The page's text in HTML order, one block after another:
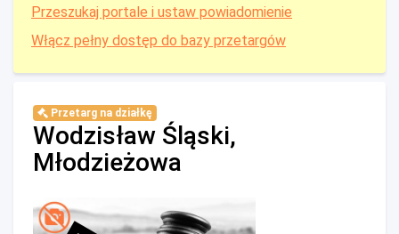
Przeszukaj portale i ustaw powiadomienie
Włącz pełny dostęp do bazy przetargów
Przetarg na działkę
Wodzisław Śląski,
Młodzieżowa